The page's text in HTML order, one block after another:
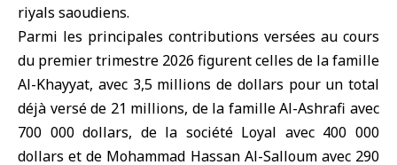
riyals saoudiens.
Parmi les principales contributions versées au cours
du premier trimestre 2026 figurent celles de la famille
Al-Khayyat, avec 3,5 millions de dollars pour un total
déjà versé de 21 millions, de la famille Al-Ashrafi avec
700 000 dollars, de la société Loyal avec 400 000
dollars et de Mohammad Hassan Al-Salloum avec 290